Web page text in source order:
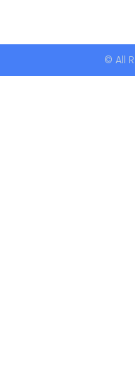
© All